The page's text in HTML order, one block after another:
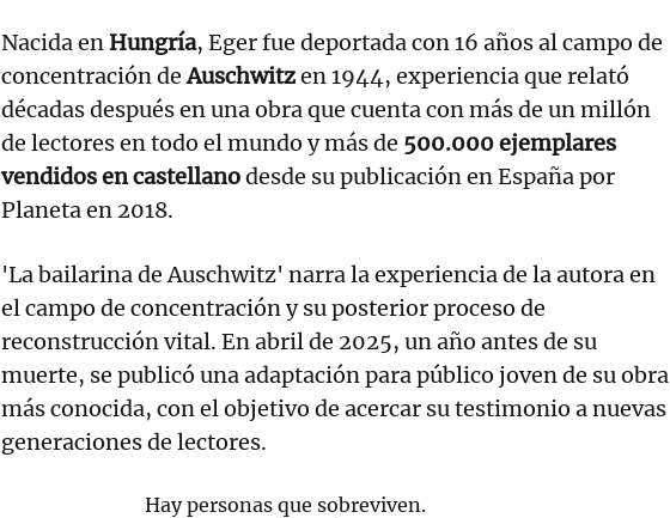
Nacida en Hungría, Eger fue deportada con 16 años al campo de
concentración deAuschwitzen 1944, experiencia que relató
décadas después en una obra que cuenta con más de un millón
de lectores en todo el mundo y más de 500.000 ejemplares
vendidos en castellanodesde su publicación en España por
Planeta en 2018.
'La bailarina de Auschwitz' narra la experiencia de la autora en
el campo de concentración y su posterior proceso de
reconstrucción vital. En abril de 2025, un año antes de su
muerte, se publicó una adaptación para público joven de su obra
más conocida, con el objetivo de acercar su testimonio a nuevas
generaciones de lectores.
Hay personas que sobreviven.